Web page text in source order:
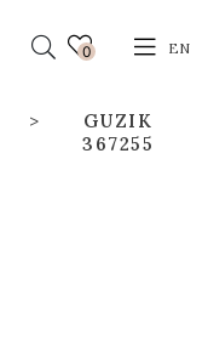
0 EN
GUZIK
367255